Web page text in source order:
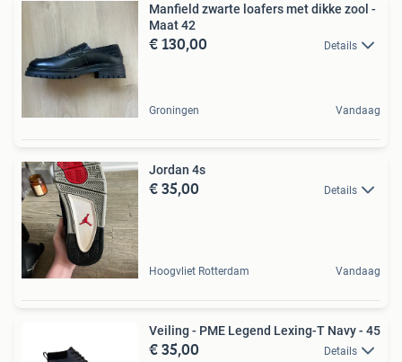
Manfield zwarte loafers met dikke zool -
Maat 42
€ 130,00 Details
Groningen Vandaag
Jordan 4s
€ 35,00 Details
Hoogvliet Rotterdam Vandaag
Veiling - PME Legend Lexing-T Navy - 45
€ 35,00 Details